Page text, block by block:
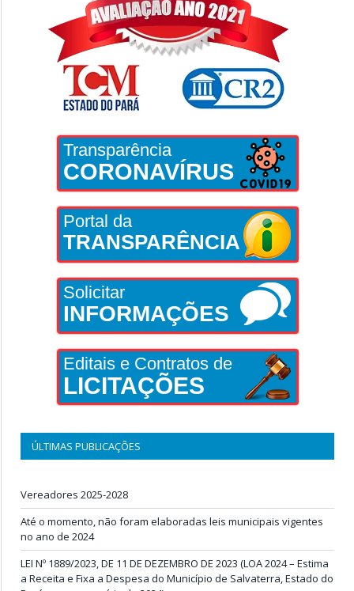
Transparência
CORONAVÍRUS
Portal da
TRANSPARÊNCIA
Solicitar
INFORMAÇÕES
Editais e Contratos de
LICITAÇÕES
ÚLTIMAS PUBLICAÇÕES
Vereadores 2025-2028
Até o momento, não foram elaboradas leis municipais vigentes
no ano de 2024
LEI Nº 1889/2023, DE 11 DE DEZEMBRO DE 2023 (LOA 2024 – Estima
a Receita e Fixa a Despesa do Município de Salvaterra, Estado do